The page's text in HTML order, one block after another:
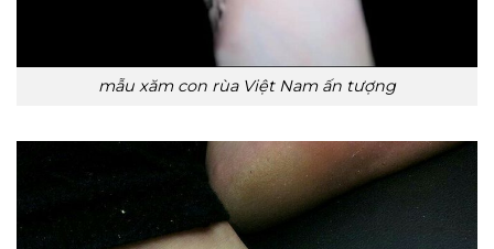
mẫu xăm con rùa Việt Nam ấn tượng